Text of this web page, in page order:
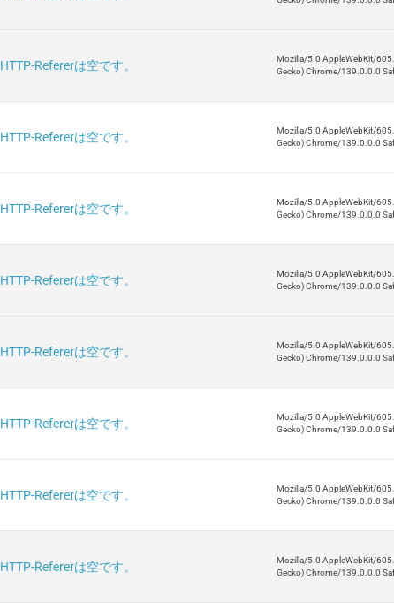
HTTP-Refererは空です。
Mozilla/5.0 AppleWebKit/
Gecko) Chrome/139.0.0.0
HTTP-Refererは空です。
Mozilla/5.0 AppleWebKit/
Gecko) Chrome/139.0.0.0
HTTP-Refererは空です。
Mozilla/5.0 AppleWebKit/
Gecko) Chrome/139.0.0.0
HTTP-Refererは空です。
Mozilla/5.0 AppleWebKit/
Gecko) Chrome/139.0.0.0
HTTP-Refererは空です。
Mozilla/5.0 AppleWebKit/
Gecko) Chrome/139.0.0.0
HTTP-Refererは空です。
Mozilla/5.0 AppleWebKit/
Gecko) Chrome/139.0.0.0
HTTP-Refererは空です。
Mozilla/5.0 AppleWebKit/
Gecko) Chrome/139.0.0.0
HTTP-Refererは空です。
Mozilla/5.0 AppleWebKit/
Gecko) Chrome/139.0.0.0